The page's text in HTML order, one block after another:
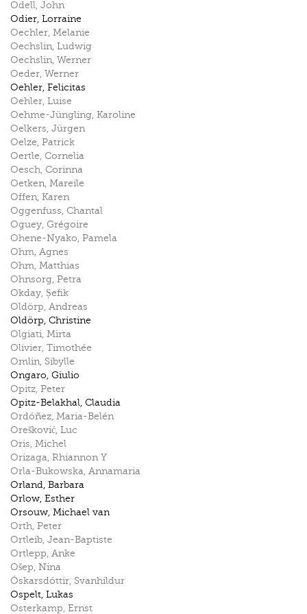
Odell, John
Odier, Lorraine
Oechler, Melanie
Oechslin, Ludwig
Oechslin, Werner
Oeder, Werner
Oehler, Felicitas
Oehler, Luise
Oehme-Jüngling, Karoline
Oelkers, Jürgen
Oelze, Patrick
Oertle, Cornelia
Oesch, Corinna
Oetken, Mareile
Offen, Karen
Oggenfuss, Chantal
Oguey, Grégoire
Ohene-Nyako, Pamela
Ohm, Agnes
Ohm, Matthias
Ohnsorg, Petra
Okday, Șefik
Oldörp, Andreas
Oldörp, Christine
Olgiati, Mirta
Olivier, Timothée
Omlin, Sibylle
Ongaro, Giulio
Opitz, Peter
Opitz-Belakhal, Claudia
Ordóñez, Maria-Belén
Orešković, Luc
Oris, Michel
Orizaga, Rhiannon Y
Orla-Bukowska, Annamaria
Orland, Barbara
Orlow, Esther
Orsouw, Michael van
Orth, Peter
Ortleib, Jean-Baptiste
Ortlepp, Anke
Ošep, Nina
Óskarsdóttir, Svanhildur
Ospelt, Lukas
Osterkamp, Ernst